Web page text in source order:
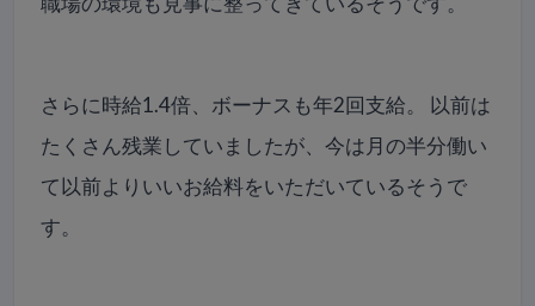
さらに時給1.4倍、ボーナスも年2回支給。 以前は
たくさん残業していましたが、今は月の半分働い
て以前よりいいお給料をいただいているそうで
す。